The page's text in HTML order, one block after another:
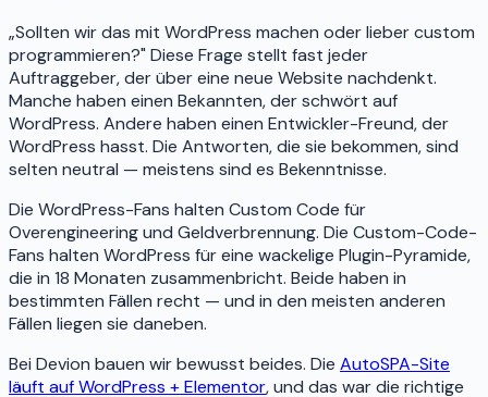
„Sollten wir das mit WordPress machen oder lieber custom
programmieren?" Diese Frage stellt fast jeder
Auftraggeber, der über eine neue Website nachdenkt.
Manche haben einen Bekannten, der schwört auf
WordPress. Andere haben einen Entwickler-Freund, der
WordPress hasst. Die Antworten, die sie bekommen, sind
selten neutral — meistens sind es Bekenntnisse.
Die WordPress-Fans halten Custom Code für
Overengineering und Geldverbrennung. Die Custom-Code-
Fans halten WordPress für eine wackelige Plugin-Pyramide,
die in 18 Monaten zusammenbricht. Beide haben in
bestimmten Fällen recht — und in den meisten anderen
Fällen liegen sie daneben.
Bei Devion bauen wir bewusst beides. Die AutoSPA-Site
läuft auf WordPress + Elementor, und das war die richtige